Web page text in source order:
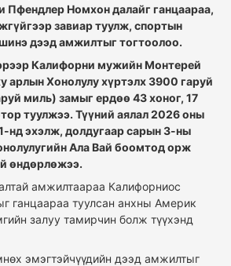
Пфендлер Номхон далайг ганцаараа,
завиар туулж, спортын
дээд амжилтыг тогтоолоо.
Калифорни мужийн Монтерей
арлын Хонолулу хүртэлх 3900 гаруй
миль) замыг ердөө 43 хоног, 17
туулжээ. Түүний аялал 2026 оны
нд эхэлж, долдугаар сарын 3-ны
Ала Вай боомтод орж
өндөрлөжээ.
амжилтаараа Калифорниос
ганцаараа туулсан анхны Америк
залуу тамирчин болж түүхэнд
эмэгтэйчүүдийн дээд амжилтыг